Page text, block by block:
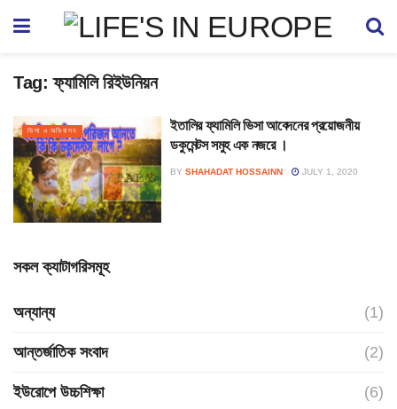
Tag:ফ্যামিলি রিইউনিয়ন
ভিসা ও অভিবাসন
ইতালির ফ্যামিলি ভিসা আবেদনের প্রয়োজনীয়
ডকুমেন্টস সমুহ এক নজরে ।
BY SHAHADAT HOSSAINN JULY 1, 2020
সকল ক্যাটাগরিসমূহ
অন্যান্য (1)
আন্তর্জাতিক সংবাদ (2)
ইউরোপে উচ্চশিক্ষা (6)